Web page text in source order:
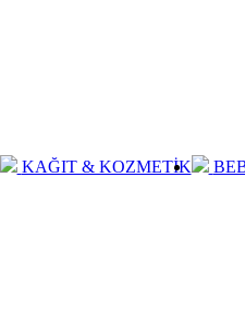
KAĞIT & KOZMETİK